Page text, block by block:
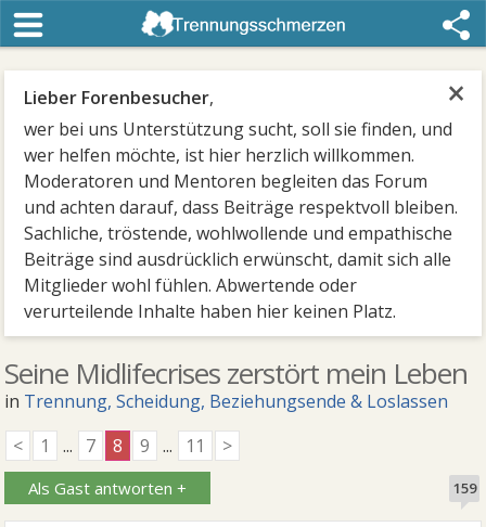
×
Lieber Forenbesucher,
wer bei uns Unterstützung sucht, soll sie finden, und
wer helfen möchte, ist hier herzlich willkommen.
Moderatoren und Mentoren begleiten das Forum
und achten darauf, dass Beiträge respektvoll bleiben.
Sachliche, tröstende, wohlwollende und empathische
Beiträge sind ausdrücklich erwünscht, damit sich alle
Mitglieder wohl fühlen. Abwertende oder
verurteilende Inhalte haben hier keinen Platz.
Seine Midlifecrises zerstört mein Leben
in Trennung, Scheidung, Beziehungsende & Loslassen
<
1 ... 7 8 9 ... 11 >
Als Gast antworten + 159